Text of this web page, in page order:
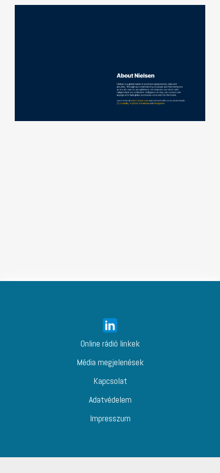
Online rádió linkek
Média megjelenések
Kapcsolat
Adatvédelem
Impresszum